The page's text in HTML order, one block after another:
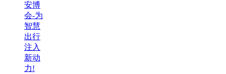
安博
会-为
智慧
出行
注入
新动
力!